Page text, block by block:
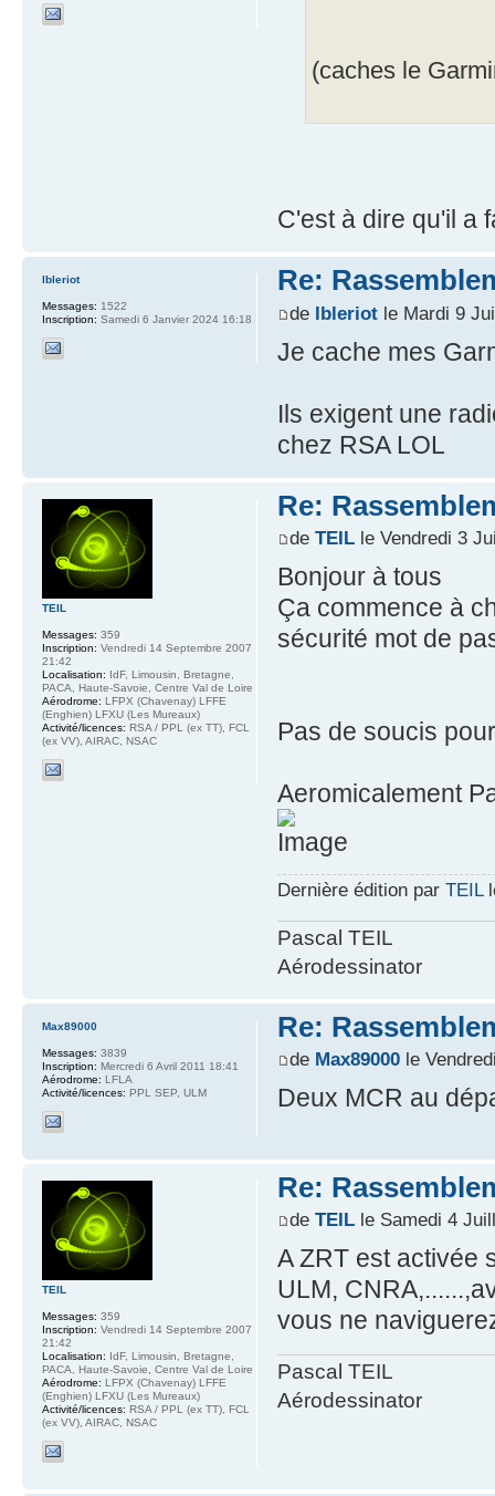
(caches le
C'est à dire qu'il a
Re:
de lbleriotle Mardi 9
Je cache mes
Ils exigent une
chez RSA LOL
lbleriot
Messages: 1522
Inscription: Samedi 6 Janvier 2024 16:18
Re:
de TEILle Vendredi 3
Bonjour à tous
Ça commence à
sécurité mot de
Pas de soucis
Aeromicalement
Dernière édition par TEIL
Pascal TEIL
Aérodessinator
TEIL
Messages: 359
Inscription: Vendredi 14 Septembre 2007
21:42
Localisation: IdF, Limousin, Bretagne,
PACA, Haute-Savoie, Centre Val de Loire
Aérodrome: LFPX (Chavenay) LFFE
(Enghien) LFXU (Les Mureaux)
Activité/licences: RSA / PPL (ex TT), FCL
(ex VV), AIRAC, NSAC
Re:
de Max89000le
Deux MCR au
Max89000
Messages: 3839
Inscription: Mercredi 6 Avril 2011 18:41
Aérodrome: LFLA
Activité/licences: PPL SEP, ULM
Re:
de TEILle Samedi 4
A ZRT est activée
ULM,
vous ne
Pascal TEIL
Aérodessinator
TEIL
Messages: 359
Inscription: Vendredi 14 Septembre 2007
21:42
Localisation: IdF, Limousin, Bretagne,
PACA, Haute-Savoie, Centre Val de Loire
Aérodrome: LFPX (Chavenay) LFFE
(Enghien) LFXU (Les Mureaux)
Activité/licences: RSA / PPL (ex TT), FCL
(ex VV), AIRAC, NSAC